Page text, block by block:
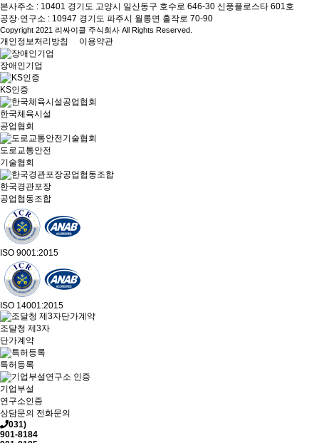
본사주소 : 10401 경기도 고양시 일산동구 호수로 646-30 신풍플로스타 601호
공장·연구소 : 10947 경기도 파주시 월롱면 홀작로 70-90
Copyright 2021 리싸이클 주식회사 All Rights Reserved.
개인정보처리방침 이용약관
장애인기업
KS인증
한국체육시설
공업협회
도로교통안전
기술협회
한국경관포장
공업협동조합
ISO 9001:2015
ISO 14001:2015
조달청 제3자
단가계약
특허등록
기업부설
연구소인증
상담문의 전화문의
031)
901-8184